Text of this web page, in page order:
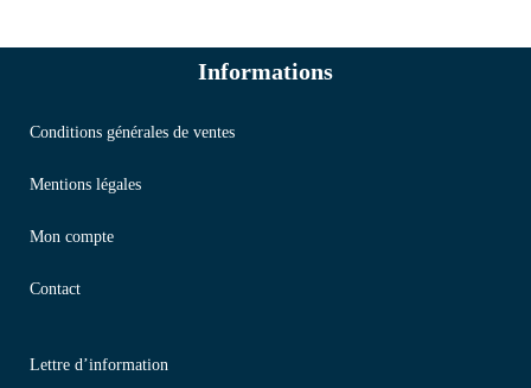
Informations
Conditions générales de ventes
Mentions légales
Mon compte
Contact
Lettre d’information